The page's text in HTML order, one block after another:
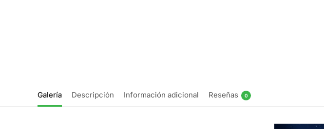
Galería Descripción Información adicional Reseñas 0